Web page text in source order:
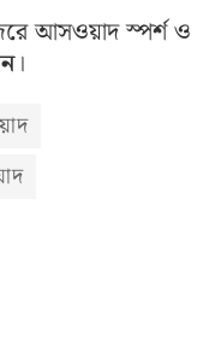
আসওয়াদ স্পর্শ ও
।